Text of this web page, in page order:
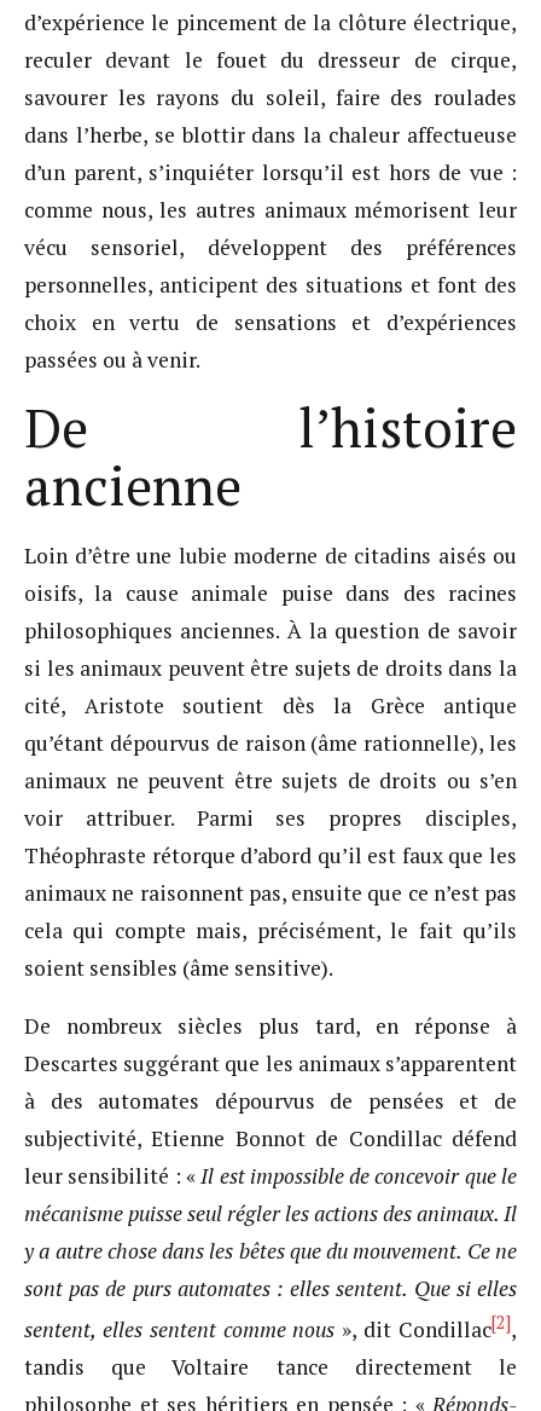
d’expérience le pincement de la clôture électrique,
reculer devant le fouet du dresseur de cirque,
savourer les rayons du soleil, faire des roulades
dans l’herbe, se blottir dans la chaleur affectueuse
d’un parent, s’inquiéter lorsqu’il est hors de vue :
comme nous, les autres animaux mémorisent leur
vécu sensoriel, développent des préférences
personnelles, anticipent des situations et font des
choix en vertu de sensations et d’expériences
passées ou à venir.
De l’histoire
ancienne
Loin d’être une lubie moderne de citadins aisés ou
oisifs, la cause animale puise dans des racines
philosophiques anciennes. À la question de savoir
si les animaux peuvent être sujets de droits dans la
cité, Aristote soutient dès la Grèce antique
qu’étant dépourvus de raison (âme rationnelle), les
animaux ne peuvent être sujets de droits ou s’en
voir attribuer. Parmi ses propres disciples,
Théophraste rétorque d’abord qu’il est faux que les
animaux ne raisonnent pas, ensuite que ce n’est pas
cela qui compte mais, précisément, le fait qu’ils
soient sensibles (âme sensitive).
De nombreux siècles plus tard, en réponse à
Descartes suggérant que les animaux s’apparentent
à des automates dépourvus de pensées et de
subjectivité, Etienne Bonnot de Condillac défend
leur sensibilité : «Il est impossible de concevoir que le
mécanisme puisse seul régler les actions des animaux. Il
y a autre chose dans les bêtes que du mouvement. Ce ne
sont pas de purs automates : elles sentent. Que si elles
sentent, elles sentent comme nous », dit Condillac[2],
tandis que Voltaire tance directement le
philosophe et ses héritiers en pensée : « Réponds-